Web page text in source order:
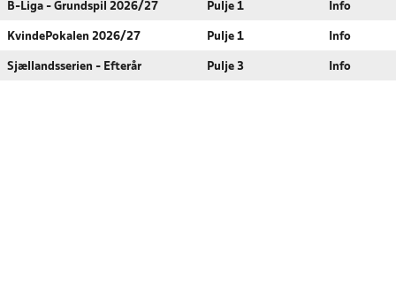
B-Liga - Grundspil 2026/27 Pulje 1 Info
KvindePokalen 2026/27 Pulje 1 Info
Sjællandsserien - Efterår Pulje 3 Info